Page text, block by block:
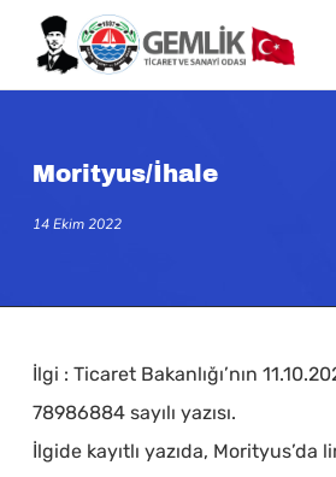
main
Morityus/İhale
14 Ekim 2022
İlgi : Ticaret Bakanlığı’nın
78986884 sayılı yazısı.
İlgide kayıtlı yazıda, Morityus’da